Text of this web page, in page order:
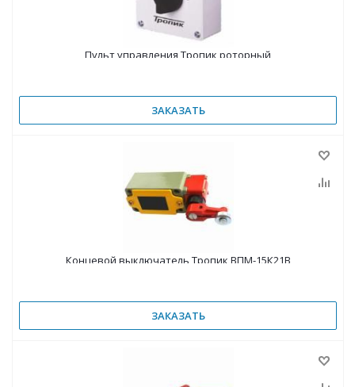
Пульт управления Тропик роторный
ЗАКАЗАТЬ
Концевой выключатель Тропик ВПМ-15К21В
ЗАКАЗАТЬ